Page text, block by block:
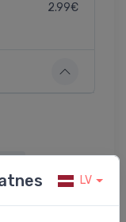
2.99€
LV